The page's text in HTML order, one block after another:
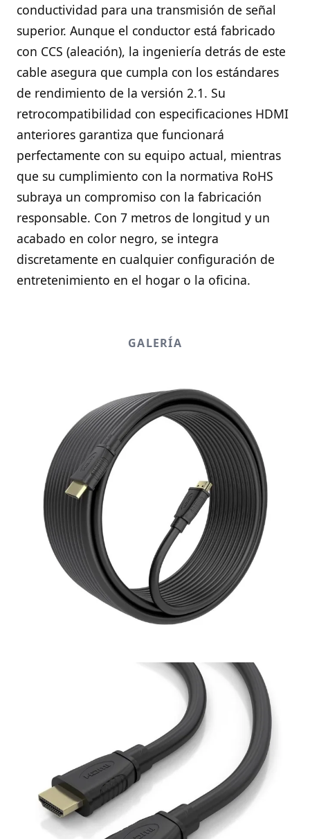
conductividad para una transmisión de señal
superior. Aunque el conductor está fabricado
con CCS (aleación), la ingeniería detrás de este
cable asegura que cumpla con los estándares
de rendimiento de la versión 2.1. Su
retrocompatibilidad con especificaciones HDMI
anteriores garantiza que funcionará
perfectamente con su equipo actual, mientras
que su cumplimiento con la normativa RoHS
subraya un compromiso con la fabricación
responsable. Con 7 metros de longitud y un
acabado en color negro, se integra
discretamente en cualquier configuración de
entretenimiento en el hogar o la oficina.
GALERÍA